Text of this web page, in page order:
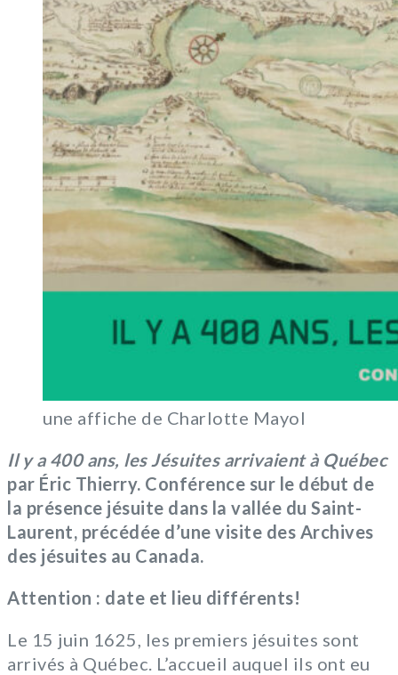
une affiche de Charlotte Mayol
Il y a 400 ans, les Jésuites arrivaient à Québec
par Éric Thierry. Conférence sur le début de
la présence jésuite dans la vallée du Saint-
Laurent, précédée d’une visite des Archives
des jésuites au Canada.
Attention : date et lieu différents!
Le 15 juin 1625, les premiers jésuites sont
arrivés à Québec. L’accueil auquel ils ont eu